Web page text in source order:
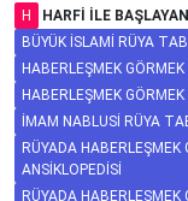
H
HARFI ILE
BÜYÜK İSLAMI RÜYA
HABERLEŞMEK
HABERLEŞMEK
İMAM NABLUSI RÜYA
RÜYADA HABERLEŞMEK
ANSIKLOPEDISI
RÜYADA